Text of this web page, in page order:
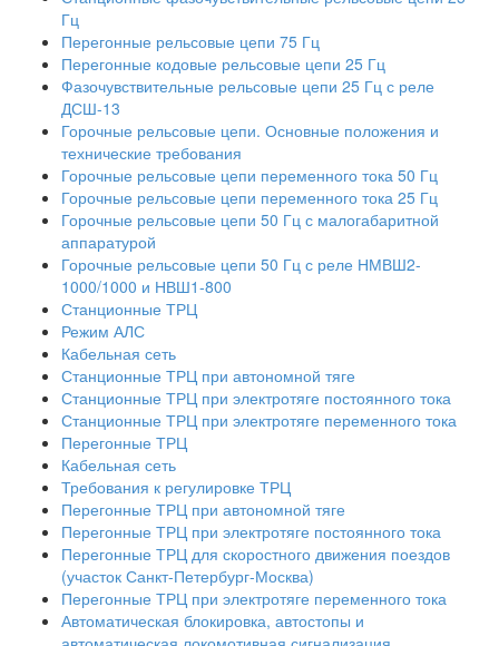
Гц
Перегонные рельсовые цепи 75 Гц
Перегонные кодовые рельсовые цепи 25 Гц
Фазочувствительные рельсовые цепи 25 Гц с реле
ДСШ-13
Горочные рельсовые цепи. Основные положения и
технические требования
Горочные рельсовые цепи переменного тока 50 Гц
Горочные рельсовые цепи переменного тока 25 Гц
Горочные рельсовые цепи 50 Гц с малогабаритной
аппаратурой
Горочные рельсовые цепи 50 Гц с реле НМВШ2-
1000/1000 и НВШ1-800
Станционные ТРЦ
Режим АЛС
Кабельная сеть
Станционные ТРЦ при автономной тяге
Станционные ТРЦ при электротяге постоянного тока
Станционные ТРЦ при электротяге переменного тока
Перегонные ТРЦ
Кабельная сеть
Требования к регулировке ТРЦ
Перегонные ТРЦ при автономной тяге
Перегонные ТРЦ при электротяге постоянного тока
Перегонные ТРЦ для скоростного движения поездов
(участок Санкт-Петербург-Москва)
Перегонные ТРЦ при электротяге переменного тока
Автоматическая блокировка, автостопы и